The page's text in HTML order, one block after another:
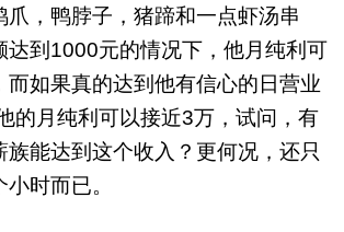
爪，鸭脖子，猪蹄和一点虾汤串
达到1000元的情况下，他月纯利可
而如果真的达到他有信心的日营业
的月纯利可以接近3万，试问，有
族能达到这个收入？更何况，还只
时而已。